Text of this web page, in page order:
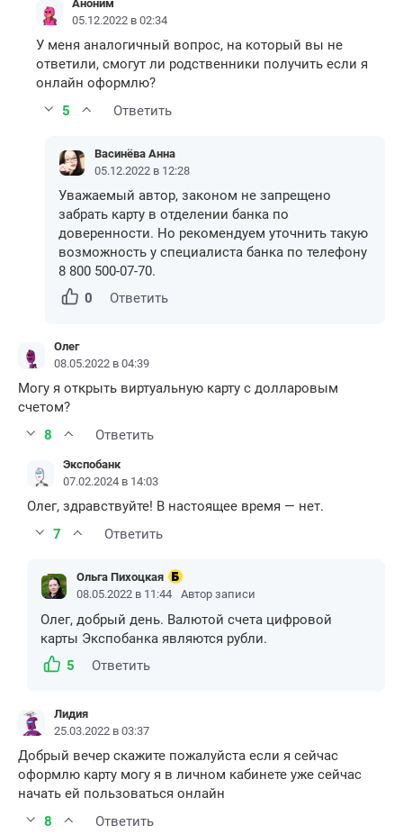
Аноним
05.12.2022 в 02:34
У меня аналогичный вопрос, на который вы не
ответили, смогут ли родственники получить если я
онлайн оформлю?
5
Ответить
Васинёва Анна
05.12.2022 в 12:28
Уважаемый автор, законом не запрещено
забрать карту в отделении банка по
доверенности. Но рекомендуем уточнить такую
возможность у специалиста банка по телефону
8 800 500-07-70.
0
Ответить
Олег
08.05.2022 в 04:39
Могу я открыть виртуальную карту с долларовым
счетом?
8
Ответить
Экспобанк
07.02.2024 в 14:03
Олег, здравствуйте! В настоящее время — нет.
7
Ответить
Ольга Пихоцкая
08.05.2022 в 11:44
Автор записи
Олег, добрый день. Валютой счета цифровой
карты Экспобанка являются рубли.
5
Ответить
Лидия
25.03.2022 в 03:37
Добрый вечер скажите пожалуйста если я сейчас
оформлю карту могу я в личном кабинете уже сейчас
начать ей пользоваться онлайн
8
Ответить